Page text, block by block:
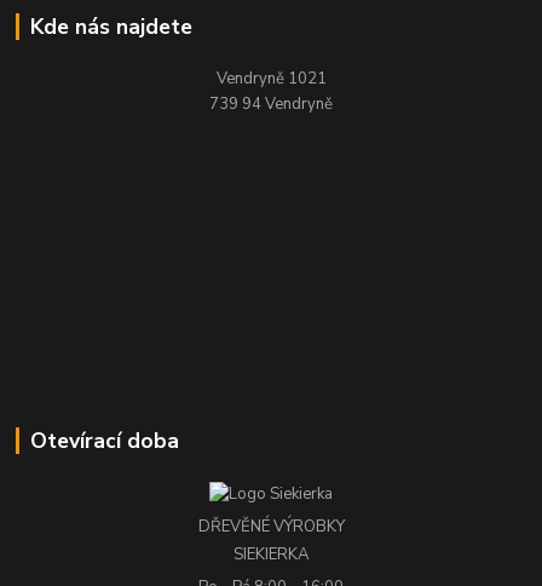
Kde nás najdete
Vendryně 1021
739 94 Vendryně
Otevírací doba
DŘEVĚNÉ VÝROBKY
SIEKIERKA